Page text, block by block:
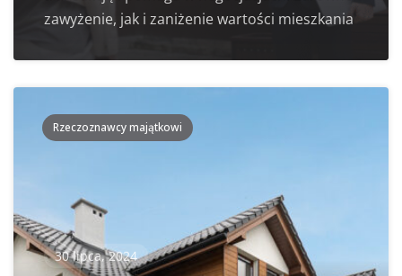
zawyżenie, jak i zaniżenie wartości mieszkania
Rzeczoznawcy majątkowi
30 lipca, 2024